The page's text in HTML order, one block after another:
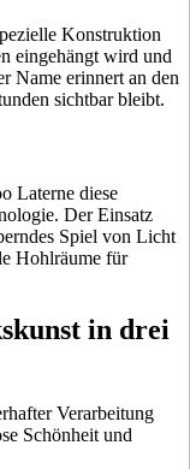
Konstruktion
eingehängt wird und
Name erinnert an den
sichtbar bleibt.
Laterne diese
Der Einsatz
Spiel von Licht
Hohlräume für
in drei
Verarbeitung
Schönheit und